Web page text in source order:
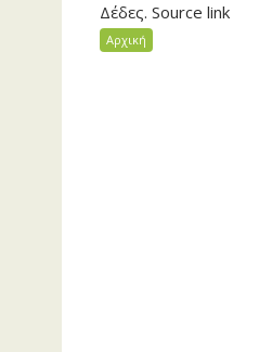
Δέδες. Source link
Αρχική